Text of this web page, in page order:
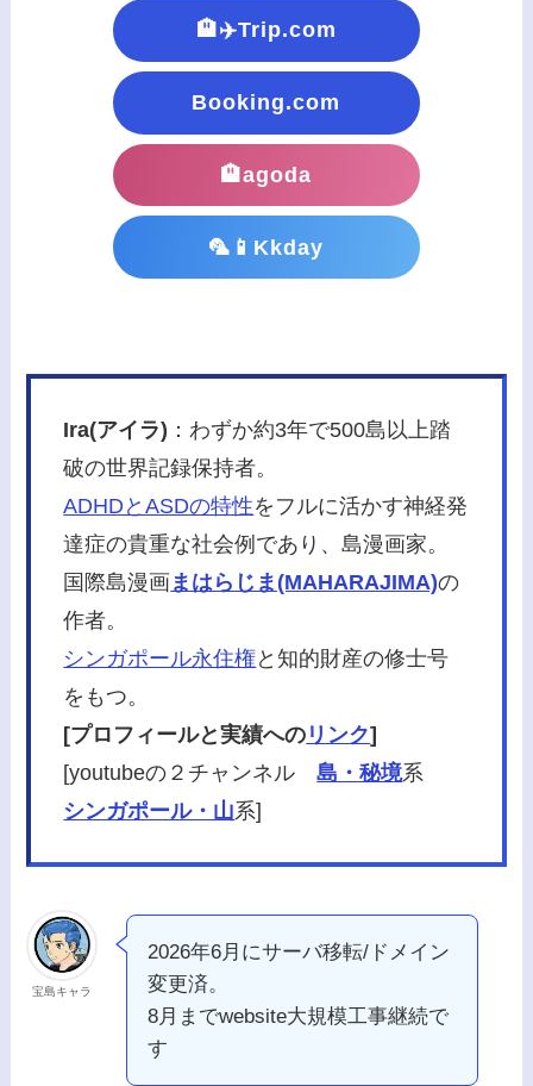
🏨✈️Trip.com
Booking.com
🏨agoda
🦜📱Kkday
Ira(アイラ) ：わずか約3年で500島以上踏
破の世界記録保持者。
ADHDとASDの特性をフルに活かす神経発
達症の貴重な社会例であり、島漫画家。
国際島漫画まはらじま(MAHARAJIMA)の
作者。
シンガポール永住権と知的財産の修士号
をもつ。
[プロフィールと実績への リンク]
[youtubeの２チャンネル島・秘境系
シンガポール・山系]
宝島キャラ
2026年6月にサーバ移転/ドメイン
変更済。
8月までwebsite大規模工事継続で
す